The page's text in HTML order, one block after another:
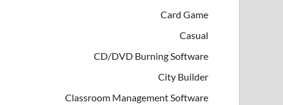
Card Game
Casual
CD/DVD Burning Software
City Builder
Classroom Management Software